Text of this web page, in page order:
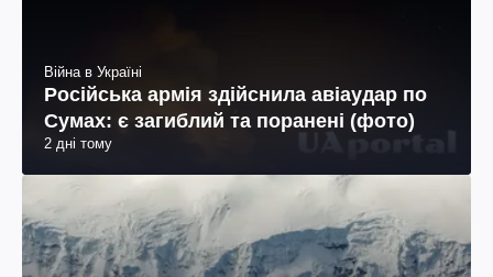
Війна в Україні
Російська армія здійснила авіаудар по
Сумах: є загиблий та поранені (фото)
2 дні тому